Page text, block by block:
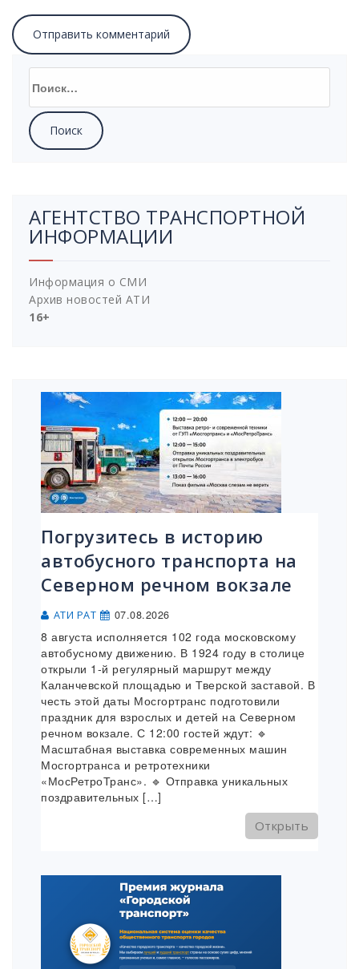
АГЕНТСТВО ТРАНСПОРТНОЙ
ИНФОРМАЦИИ
Информация о СМИ
Архив новостей АТИ
16+
Погрузитесь в историю
автобусного транспорта на
Северном речном вокзале
АТИ РАТ 07.08.2026
8 августа исполняется 102 года московскому
автобусному движению. В 1924 году в столице
открыли 1-й регулярный маршрут между
Каланчевской площадью и Тверской заставой. В
честь этой даты Мосгортранс подготовили
праздник для взрослых и детей на Северном
речном вокзале. С 12:00 гостей ждут: 🔹
Масштабная выставка современных машин
Мосгортранса и ретротехники
«МосРетроТранс». 🔹 Отправка уникальных
поздравительных […]
Открыть